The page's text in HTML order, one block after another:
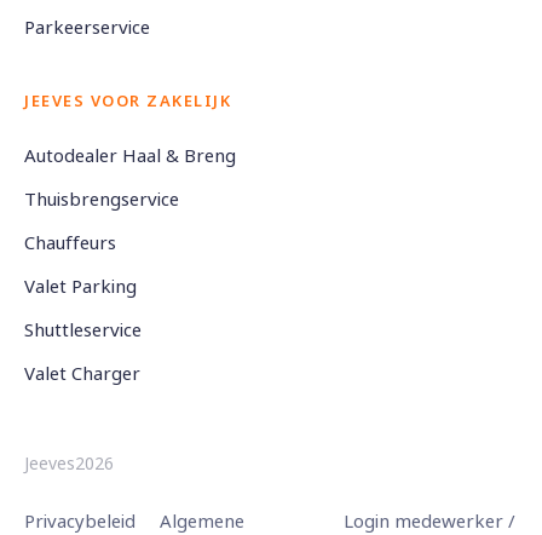
Parkeerservice
JEEVES VOOR ZAKELIJK
Autodealer Haal & Breng
Thuisbrengservice
Chauffeurs
Valet Parking
Shuttleservice
Valet Charger
Jeeves2026
Privacybeleid Algemene Login medewerker /